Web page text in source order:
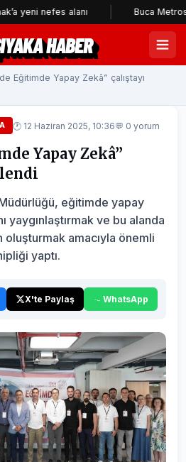
alanı Buca Metrosu'nda
HABER
Eğitimde Yapay Zekâ” çalıştayı
🕐 12 Haziran 2025, 10:36💬 0 yorum
Yapay Zekâ”
eğitimde yapay
yaygınlaştırmak ve bu alanda
oluşturmak amacıyla önemli
yaptı.
X'te Paylaş WhatsApp